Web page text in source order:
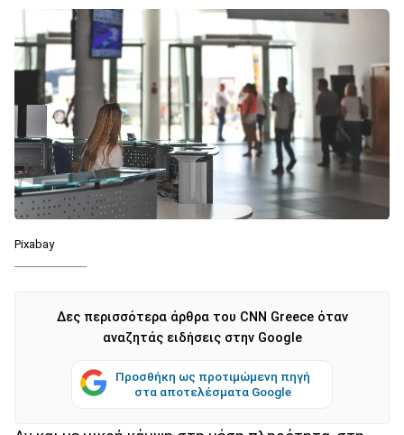
Pixabay
Δες περισσότερα άρθρα του CNN Greece όταν
αναζητάς ειδήσεις στην Google
Προσθήκη ως προτιμώμενη πηγή
στα αποτελέσματα Google